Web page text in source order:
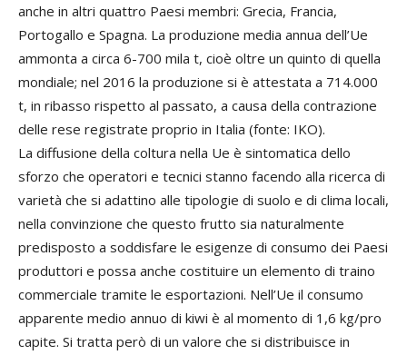
anche in altri quattro Paesi membri: Grecia, Francia,
Portogallo e Spagna. La produzione media annua dell’Ue
ammonta a circa 6-700 mila t, cioè oltre un quinto di quella
mondiale; nel 2016 la produzione si è attestata a 714.000
t, in ribasso rispetto al passato, a causa della contrazione
delle rese registrate proprio in Italia (fonte: IKO).
La diffusione della coltura nella Ue è sintomatica dello
sforzo che operatori e tecnici stanno facendo alla ricerca di
varietà che si adattino alle tipologie di suolo e di clima locali,
nella convinzione che questo frutto sia naturalmente
predisposto a soddisfare le esigenze di consumo dei Paesi
produttori e possa anche costituire un elemento di traino
commerciale tramite le esportazioni. Nell’Ue il consumo
apparente medio annuo di kiwi è al momento di 1,6 kg/pro
capite. Si tratta però di un valore che si distribuisce in